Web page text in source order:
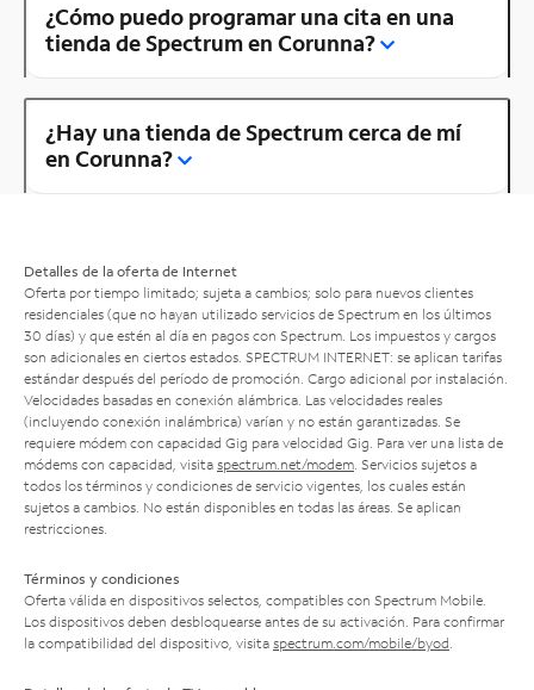
¿Cómo puedo programar una cita en una
tienda de Spectrum en Corunna?
¿Hay una tienda de Spectrum cerca de mí
en Corunna?
Detalles de la oferta de Internet
Oferta por tiempo limitado; sujeta a cambios; solo para nuevos clientes
residenciales (que no hayan utilizado servicios de Spectrum en los últimos
30 días) y que estén al día en pagos con Spectrum. Los impuestos y cargos
son adicionales en ciertos estados. SPECTRUM INTERNET: se aplican tarifas
estándar después del período de promoción. Cargo adicional por instalación.
Velocidades basadas en conexión alámbrica. Las velocidades reales
(incluyendo conexión inalámbrica) varían y no están garantizadas. Se
requiere módem con capacidad Gig para velocidad Gig. Para ver una lista de
módems con capacidad, visita spectrum.net/modem . Servicios sujetos a
todos los términos y condiciones de servicio vigentes, los cuales están
sujetos a cambios. No están disponibles en todas las áreas. Se aplican
restricciones.
Términos y condiciones
Oferta válida en dispositivos selectos, compatibles con Spectrum Mobile.
Los dispositivos deben desbloquearse antes de su activación. Para confirmar
la compatibilidad del dispositivo, visita spectrum.com/mobile/byod